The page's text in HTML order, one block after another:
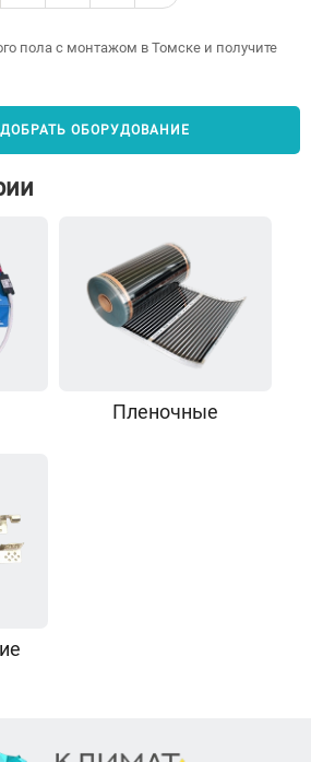
пола с монтажом в Томске и получите
ОБОРУДОВАНИЕ
Пленочные